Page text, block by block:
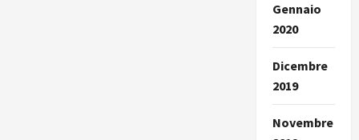
Gennaio
2020
Dicembre
2019
Novembre